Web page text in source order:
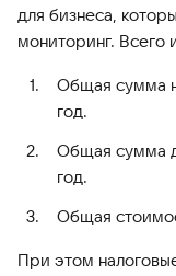
для бизнеса,
мониторинг. Всего
Общая сумма
год.
Общая сумма
год.
Общая
При этом